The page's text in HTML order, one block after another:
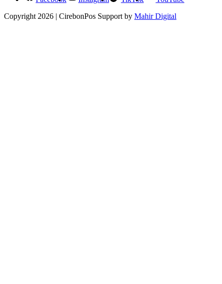
Copyright 2026 | CirebonPos Support by Mahir Digital